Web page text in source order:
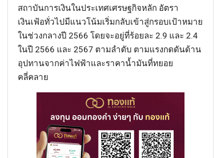
สถาบันการเงินในประเทศเศรษฐกิจหลัก อัตรา
เงินเฟ้อทั่วไปมีแนวโน้มเริ่มกลับเข้าสู่กรอบเป้าหมาย
ในช่วงกลางปี 2566 โดยจะอยู่ที่ร้อยละ 2.9 และ 2.4
ในปี 2566 และ 2567 ตามลำดับ ตามแรงกดดันด้าน
อุปทานจากค่าไฟฟ้าและราคาน้ำมันที่ทยอย
คลี่คลาย